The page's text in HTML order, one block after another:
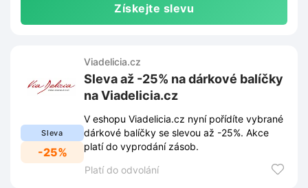
Získejte slevu
Sleva
-25%
Viadelicia.cz
Sleva až -25% na dárkové balíčky
na Viadelicia.cz
V eshopu Viadelicia.cz nyní pořídíte vybrané
dárkové balíčky se slevou až -25%. Akce
platí do vyprodání zásob.
Platí do odvolání